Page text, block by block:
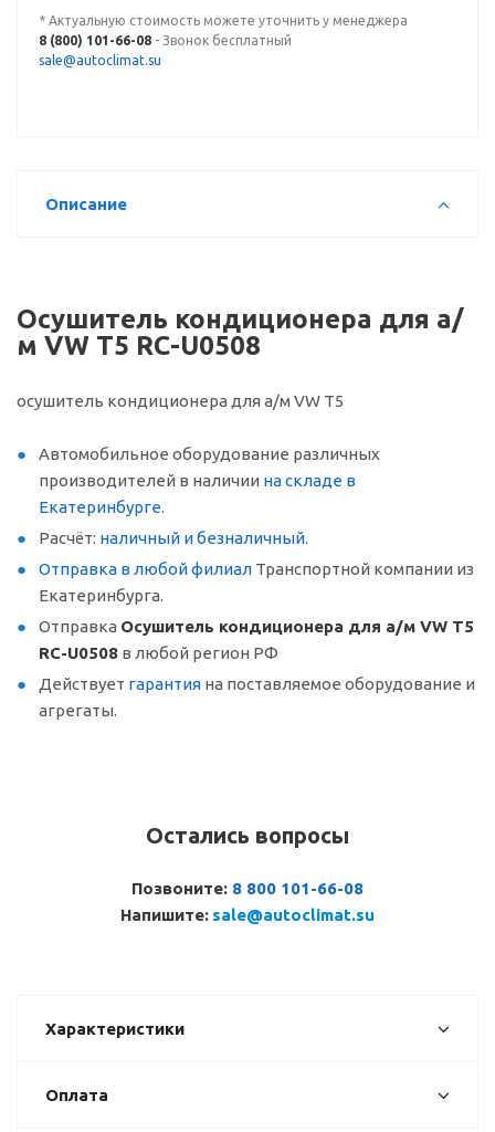
* Актуальную стоимость можете уточнить у менеджера
8 (800) 101-66-08 - Звонок бесплатный
sale@autoclimat.su
Описание
Осушитель кондиционера для а/
м VW T5 RC-U0508
осушитель кондиционера для а/м VW T5
Автомобильное оборудование различных
производителей в наличии на складе в
Екатеринбурге.
Расчёт: наличный и безналичный.
Отправка в любой филиал Транспортной компании из
Екатеринбурга.
Отправка Осушитель кондиционера для а/м VW T5
RC-U0508 в любой регион РФ
Действует гарантия на поставляемое оборудование и
агрегаты.
Остались вопросы
Позвоните: 8 800 101-66-08
Напишите: sale@autoclimat.su
Характеристики
Оплата